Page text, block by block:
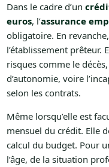
Dans le cadre d’un
euros, l’assurance
obligatoire. En
l’établissement prêteur.
risques comme le
d’autonomie, voire
selon les contrats.
Même lorsqu’elle est
mensuel du crédit. Elle
calcul du budget. Pour
l’âge, de la situation